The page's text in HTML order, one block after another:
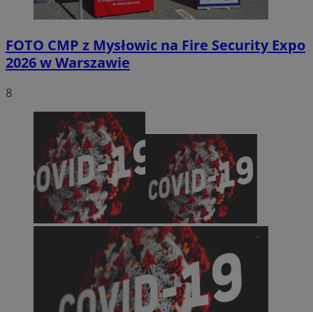
FOTO CMP z Mysłowic na Fire Security Expo
2026 w Warszawie
8